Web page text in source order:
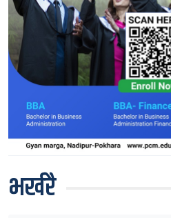
भर्खरै